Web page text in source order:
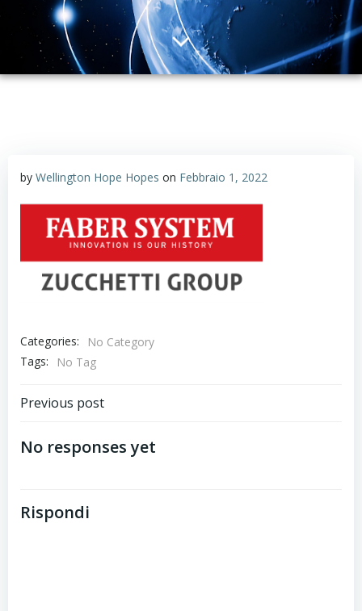
by Wellington Hope Hopes on Febbraio 1, 2022
Categories:
No Category
Tags:
No Tag
Post
navigation
Previous post
No responses yet
Rispondi